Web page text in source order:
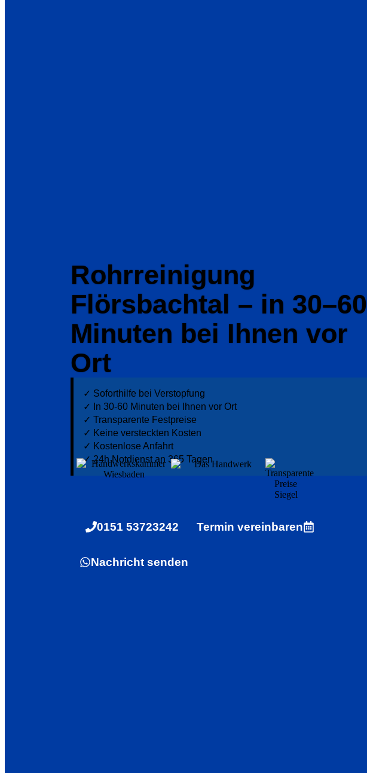
Rohrreinigung
Flörsbachtal – in 30–60
Minuten bei Ihnen vor
Ort
✓ Soforthilfe bei Verstopfung
✓ In 30-60 Minuten bei Ihnen vor Ort
✓ ⁠Transparente Festpreise
✓ Keine versteckten Kosten
✓ Kostenlose Anfahrt
✓ ⁠24h Notdienst an 365 Tagen
0151 53723242 Termin vereinbaren
Nachricht senden